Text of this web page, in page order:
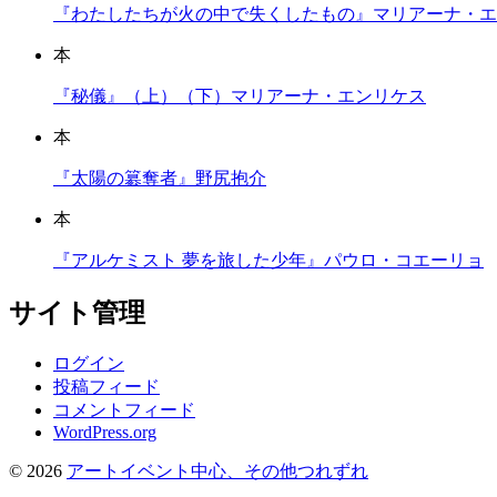
『わたしたちが火の中で失くしたもの』マリアーナ・
本
『秘儀』（上）（下）マリアーナ・エンリケス
本
『太陽の簒奪者』野尻抱介
本
『アルケミスト 夢を旅した少年』パウロ・コエーリョ
サイト管理
ログイン
投稿フィード
コメントフィード
WordPress.org
© 2026 アートイベント中心、その他つれずれ